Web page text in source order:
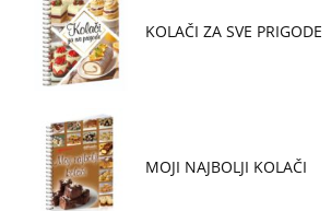
KOLAČI ZA SVE PRIGODE
MOJI NAJBOLJI KOLAČI